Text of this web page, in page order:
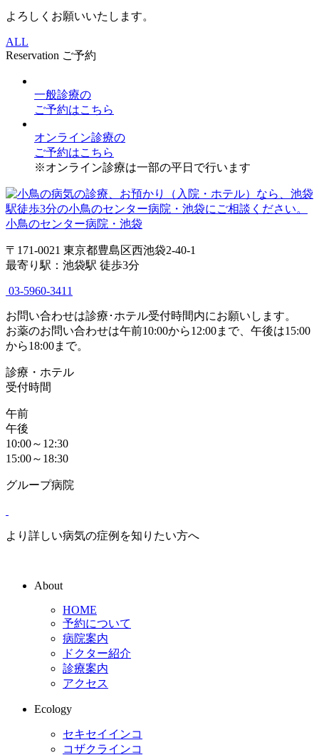
よろしくお願いいたします。
ALL
Reservation ご予約
一般診療の
ご予約はこちら
オンライン診療の
ご予約はこちら
※オンライン診療は一部の平日で行います
小鳥のセンター病院・池袋
〒171-0021 東京都豊島区西池袋2-40-1
最寄り駅：池袋駅 徒歩3分
03-5960-3411
お問い合わせは診療･ホテル受付時間内にお願いします。
お薬のお問い合わせは午前10:00から12:00まで、午後は15:00
から18:00まで。
診療・ホテル
受付時間
午前
午後
10:00～12:30
15:00～18:30
グループ病院
より詳しい病気の症例を知りたい方へ
About
HOME
予約について
病院案内
ドクター紹介
診療案内
アクセス
Ecology
セキセイインコ
コザクラインコ